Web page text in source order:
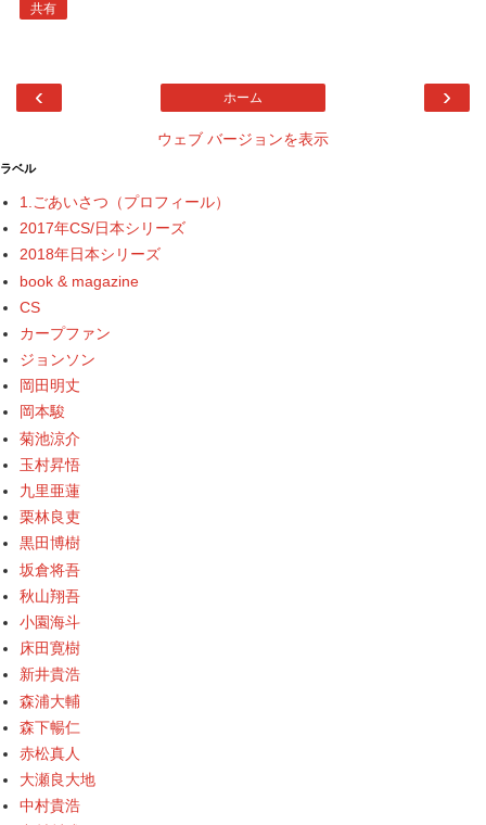
共有
‹ ›
ホーム
ウェブ バージョンを表示
ラベル
1.ごあいさつ（プロフィール）
2017年CS/日本シリーズ
2018年日本シリーズ
book & magazine
CS
カープファン
ジョンソン
岡田明丈
岡本駿
菊池涼介
玉村昇悟
九里亜蓮
栗林良吏
黒田博樹
坂倉将吾
秋山翔吾
小園海斗
床田寛樹
新井貴浩
森浦大輔
森下暢仁
赤松真人
大瀬良大地
中村貴浩